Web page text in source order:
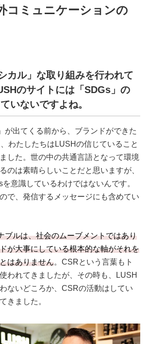
コミュニケーションの
カル」な取り組みを行われて
のサイトには「SDGs」の
いないですよね。
が出てくる前から、ブランドができた
わたしたちはLUSHの信じていること
した。世の中の共通言語となって環境
のは素晴らしいことだと思いますが、
意識しているわけではないんです。
で、発信するメッセージにも含めてい
ブルは、社会のムーブメントではあり
が大事にしている根本的な軸がそれを
はありません。CSRという言葉もト
われてきましたが、その時も、LUSH
ないどころか、CSRの活動はしてい
きました。